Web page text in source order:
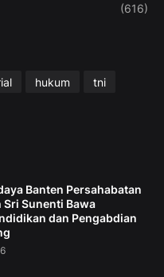
(616)
hukum
tni
Banten Persahabatan
Sri Sunenti Bawa
dan Pengabdian